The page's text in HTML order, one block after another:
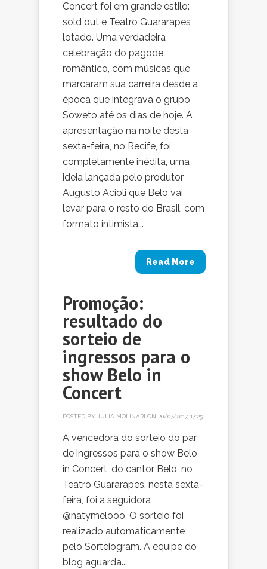
Concert foi em grande estilo:
sold out e Teatro Guararapes
lotado. Uma verdadeira
celebração do pagode
romântico, com músicas que
marcaram sua carreira desde a
época que integrava o grupo
Soweto até os dias de hoje. A
apresentação na noite desta
sexta-feira, no Recife, foi
completamente inédita, uma
ideia lançada pelo produtor
Augusto Acioli que Belo vai
levar para o resto do Brasil, com
formato intimista...
Read More
Promoção:
resultado do
sorteio de
ingressos para o
show Belo in
Concert
POSTED BY JÚLIA MOLINARI ON 20/07/2017, 17:25
A vencedora do sorteio do par
de ingressos para o show Belo
in Concert, do cantor Belo, no
Teatro Guararapes, nesta sexta-
feira, foi a seguidora
@natymelooo. O sorteio foi
realizado automaticamente
pelo Sorteiogram. A equipe do
blog aguarda...